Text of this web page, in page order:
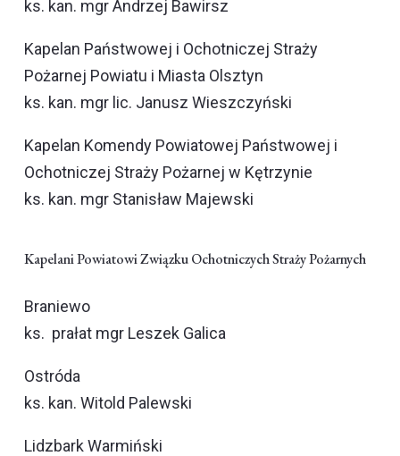
ks. kan. mgr Andrzej Bawirsz
Kapelan Państwowej i Ochotniczej Straży
Pożarnej Powiatu i Miasta Olsztyn
ks. kan. mgr lic. Janusz Wieszczyński
Kapelan Komendy Powiatowej Państwowej i
Ochotniczej Straży Pożarnej w Kętrzynie
ks. kan. mgr Stanisław Majewski
Kapelani Powiatowi Związku Ochotniczych Straży Pożarnych
Braniewo
ks. prałat mgr Leszek Galica
Ostróda
ks. kan. Witold Palewski
Lidzbark Warmiński